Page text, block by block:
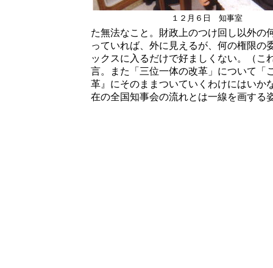
１２月６日 知事室
た無法なこと。財政上のつけ回し以外の
っていれば、外に見えるが、何の権限の
ックスに入るだけで好ましくない。（
言。また「三位一体の改革」について「
革』にそのままついていくわけにはいか
在の全国知事会の流れとは一線を画する